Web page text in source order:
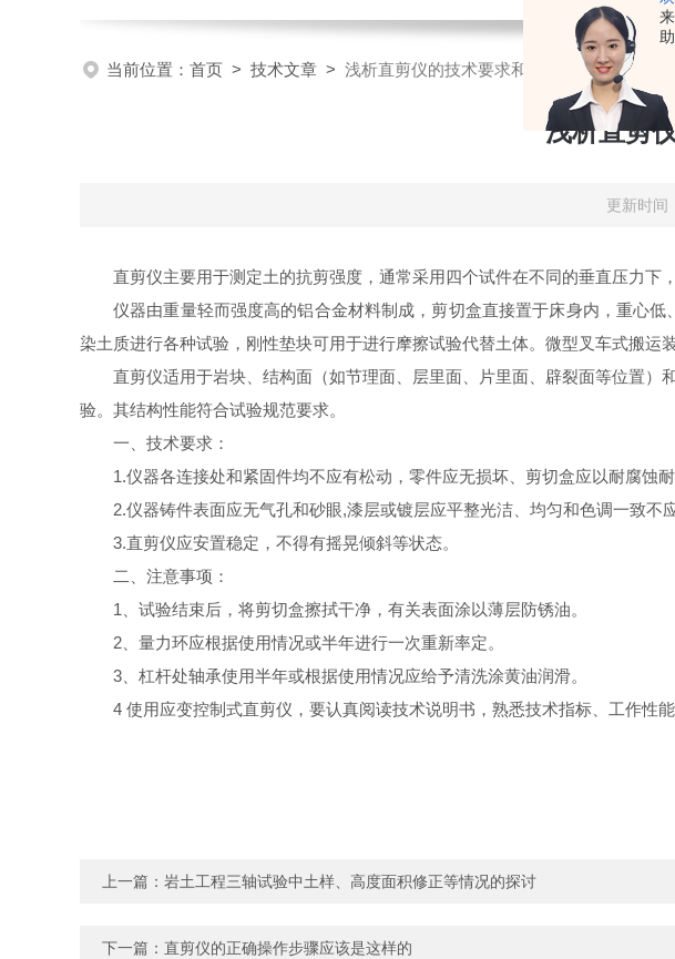
当前位置： 首页 > 技术文章 > 浅析直剪仪的技术要求和注意事项
浅析直剪
更新时
直剪仪主要用于测定土的抗剪强度，通常采用四个试件在不同的垂直压力下
仪器由重量轻而强度高的铝合金材料制成，剪切盒直接置于床身内，重心
染土质进行各种试验，刚性垫块可用于进行摩擦试验代替土体。微型叉车式搬运
直剪仪适用于岩块、结构面（如节理面、层里面、片里面、辟裂面等位置
验。其结构性能符合试验规范要求。
一、技术要求：
1.仪器各连接处和紧固件均不应有松动，零件应无损坏、剪切盒应以耐腐蚀耐
2.仪器铸件表面应无气孔和砂眼,漆层或镀层应平整光洁、均匀和色调一致不
3.直剪仪应安置稳定，不得有摇晃倾斜等状态。
二、注意事项：
1、试验结束后，将剪切盒擦拭干净，有关表面涂以薄层防锈油。
2、量力环应根据使用情况或半年进行一次重新率定。
3、杠杆处轴承使用半年或根据使用情况应给予清洗涂黄油润滑。
4 使用应变控制式直剪仪，要认真阅读技术说明书，熟悉技术指标、工作性
上一篇： 岩土工程三轴试验中土样、高度面积修正等情况的探讨
下一篇： 直剪仪的正确操作步骤应该是这样的